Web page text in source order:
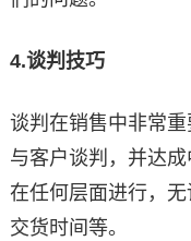
4.谈判技巧
谈判在销售中非常
与客户谈判，并达
在任何层面进行，无
交货时间等。